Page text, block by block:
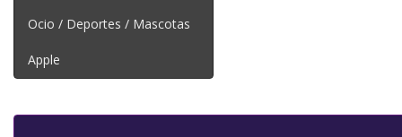
Ocio / Deportes / Mascotas
Apple